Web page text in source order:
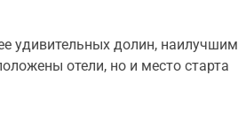
удивительных долин, наилучшим
отели, но и место старта